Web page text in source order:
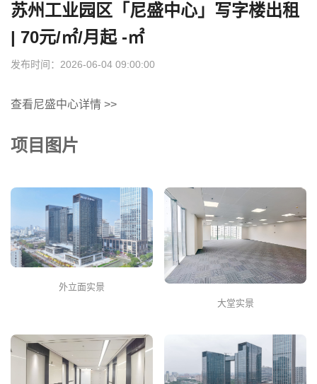
苏州工业园区「尼盛中心」写字楼出租
| 70元/㎡/月起 -㎡
发布时间：2026-06-04 09:00:00
查看尼盛中心详情 >>
项目图片
外立面实景
大堂实景